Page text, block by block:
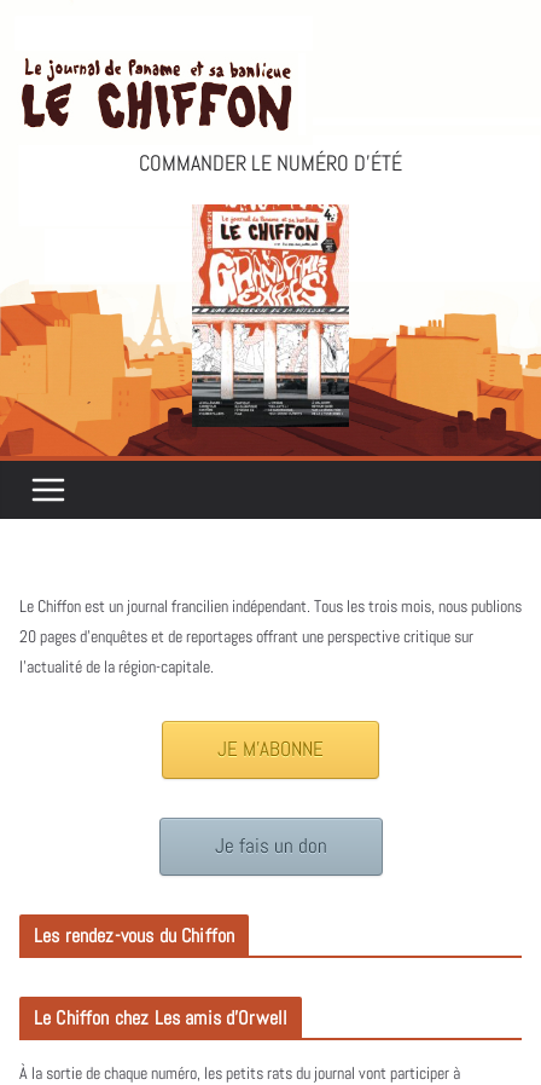
contenu
COMMANDER LE NUMÉRO D’ÉTÉ
Le Chiffon est un journal francilien indépendant. Tous les trois mois, nous publions
20 pages d’enquêtes et de reportages offrant une perspective critique sur
l’actualité de la région-capitale.
JE M'ABONNE
Je fais un don
Les rendez-vous du Chiffon
Le Chiffon chez Les amis d’Orwell
À la sortie de chaque numéro, les petits rats du journal vont participer à